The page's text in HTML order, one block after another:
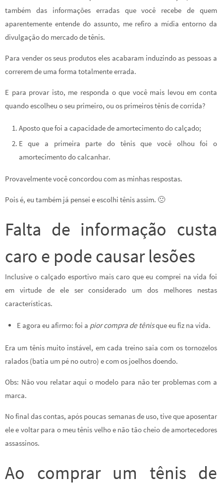
também das informações erradas que você recebe de quem
aparentemente entende do assunto, me refiro a mídia entorno da
divulgação do mercado de tênis.
Para vender os seus produtos eles acabaram induzindo as pessoas a
correrem de uma forma totalmente errada.
E para provar isto, me responda o que você mais levou em conta
quando escolheu o seu primeiro, ou os primeiros tênis de corrida?
Aposto que foi a capacidade de amortecimento do calçado;
E que a primeira parte do tênis que você olhou foi o
amortecimento do calcanhar.
Provavelmente você concordou com as minhas respostas.
Pois é, eu também já pensei e escolhi tênis assim. 🙁
Falta de informação custa
caro e pode causar lesões
Inclusive o calçado esportivo mais caro que eu comprei na vida foi
em virtude de ele ser considerado um dos melhores nestas
características.
E agora eu afirmo: foi a pior compra de tênisque eu fiz na vida.
Era um tênis muito instável, em cada treino saia com os tornozelos
ralados (batia um pé no outro) e com os joelhos doendo.
Obs: Não vou relatar aqui o modelo para não ter problemas com a
marca.
No final das contas, após poucas semanas de uso, tive que aposentar
ele e voltar para o meu tênis velho e não tão cheio de amortecedores
assassinos.
Ao comprar um tênis de